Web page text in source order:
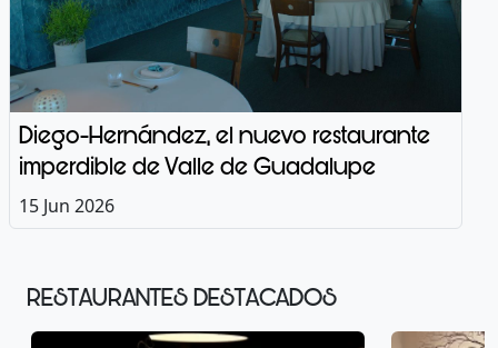
Diego-Hernández, el nuevo restaurante
imperdible de Valle de Guadalupe
15 Jun 2026
RESTAURANTES DESTACADOS